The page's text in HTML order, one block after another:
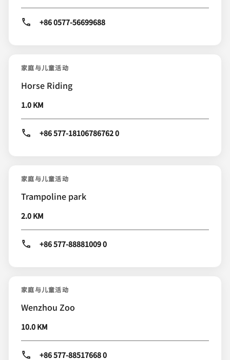
+86 0577-56699688
家庭与儿童活动
Horse Riding
1.0 KM
+86 577-18106786762 0
家庭与儿童活动
Trampoline park
2.0 KM
+86 577-88881009 0
家庭与儿童活动
Wenzhou Zoo
10.0 KM
+86 577-88517668 0